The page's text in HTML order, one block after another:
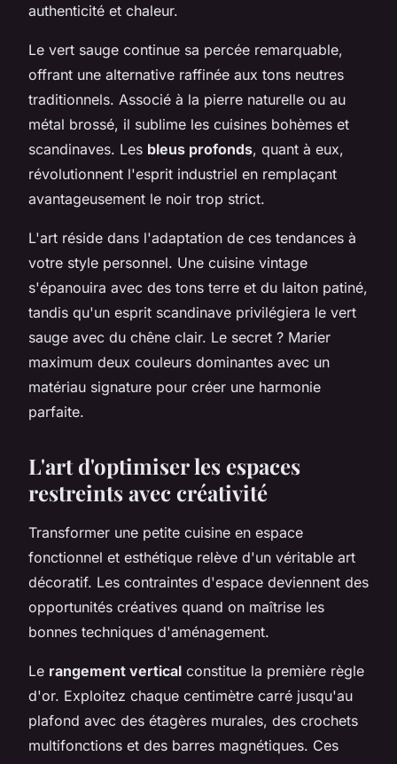
authenticité et chaleur.
Le vert sauge continue sa percée remarquable,
offrant une alternative raffinée aux tons neutres
traditionnels. Associé à la pierre naturelle ou au
métal brossé, il sublime les cuisines bohèmes et
scandinaves. Les bleus profonds, quant à eux,
révolutionnent l'esprit industriel en remplaçant
avantageusement le noir trop strict.
L'art réside dans l'adaptation de ces tendances à
votre style personnel. Une cuisine vintage
s'épanouira avec des tons terre et du laiton patiné,
tandis qu'un esprit scandinave privilégiera le vert
sauge avec du chêne clair. Le secret ? Marier
maximum deux couleurs dominantes avec un
matériau signature pour créer une harmonie
parfaite.
L'art d'optimiser les espaces
restreints avec créativité
Transformer une petite cuisine en espace
fonctionnel et esthétique relève d'un véritable art
décoratif. Les contraintes d'espace deviennent des
opportunités créatives quand on maîtrise les
bonnes techniques d'aménagement.
Le rangement vertical constitue la première règle
d'or. Exploitez chaque centimètre carré jusqu'au
plafond avec des étagères murales, des crochets
multifonctions et des barres magnétiques. Ces